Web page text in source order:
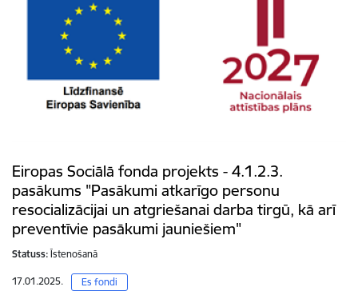
Eiropas Sociālā fonda projekts - 4.1.2.3.
pasākums "Pasākumi atkarīgo personu
resocializācijai un atgriešanai darba tirgū, kā arī
preventīvie pasākumi jauniešiem"
Statuss: Īstenošanā
17.01.2025. Es fondi